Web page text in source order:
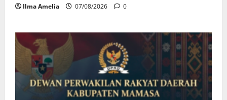
Ilma Amelia 07/08/2026 0